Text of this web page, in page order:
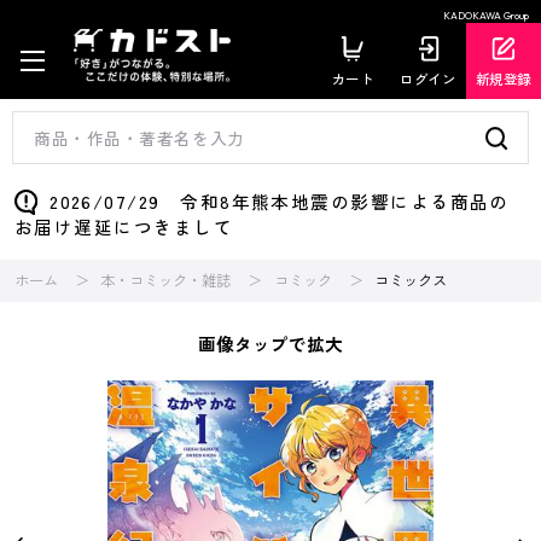
KADOKAWA Group
カート ログイン 新規登録
2026/07/29 令和8年熊本地震の影響による商品の
お届け遅延につきまして
ホーム 本・コミック・雑誌 コミック コミックス
画像タップで拡大